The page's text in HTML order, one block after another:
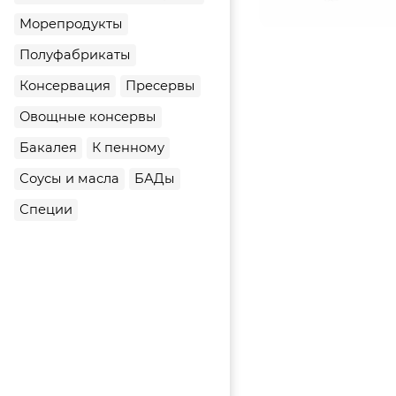
Морепродукты
Полуфабрикаты
Консервация
Пресервы
Овощные консервы
Бакалея
К пенному
Соусы и масла
БАДы
Специи